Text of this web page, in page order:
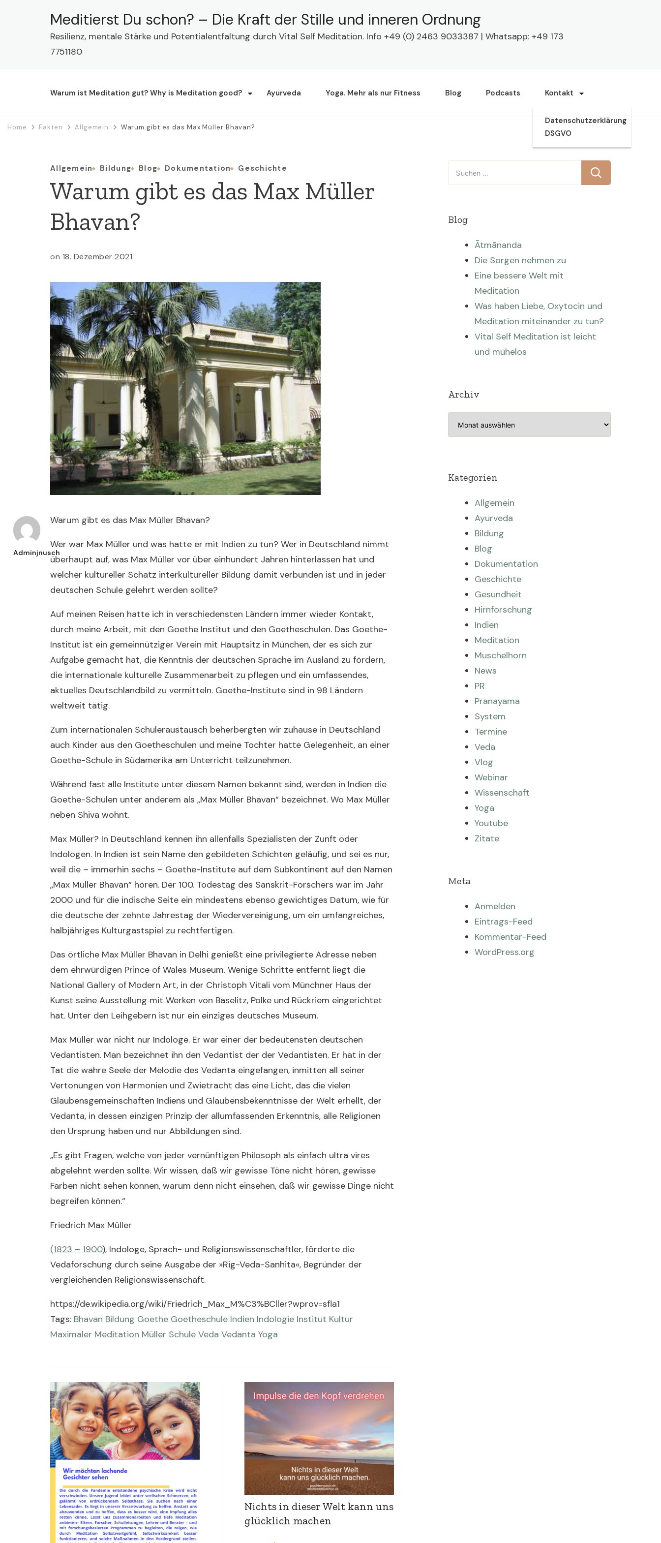
Meditierst Du schon? – Die Kraft der Stille und inneren Ordnung
Resilienz, mentale Stärke und Potentialentfaltung durch Vital Self Meditation. Info +49 (0) 2463 9033387 | Whatsapp: +49 173
7751180
Warum ist Meditation gut? Why is Meditation good? Ayurveda Yoga. Mehr als nur Fitness Blog Podcasts Kontakt
Datenschutzerklärung
DSGVO
Home Fakten Allgemein Warum gibt es das Max Müller Bhavan?
Allgemein Bildung Blog Dokumentation Geschichte
Warum gibt es das Max Müller
Bhavan?
on 18. Dezember 2021
Adminjnusch
Warum gibt es das Max Müller Bhavan?
Wer war Max Müller und was hatte er mit Indien zu tun? Wer in Deutschland nimmt
überhaupt auf, was Max Müller vor über einhundert Jahren hinterlassen hat und
welcher kultureller Schatz interkultureller Bildung damit verbunden ist und in jeder
deutschen Schule gelehrt werden sollte?
Auf meinen Reisen hatte ich in verschiedensten Ländern immer wieder Kontakt,
durch meine Arbeit, mit den Goethe Institut und den Goetheschulen. Das Goethe-
Institut ist ein gemeinnütziger Verein mit Hauptsitz in München, der es sich zur
Aufgabe gemacht hat, die Kenntnis der deutschen Sprache im Ausland zu fördern,
die internationale kulturelle Zusammenarbeit zu pflegen und ein umfassendes,
aktuelles Deutschlandbild zu vermitteln. Goethe-Institute sind in 98 Ländern
weltweit tätig.
Zum internationalen Schüleraustausch beherbergten wir zuhause in Deutschland
auch Kinder aus den Goetheschulen und meine Tochter hatte Gelegenheit, an einer
Goethe-Schule in Südamerika am Unterricht teilzunehmen.
Während fast alle Institute unter diesem Namen bekannt sind, werden in Indien die
Goethe-Schulen unter anderem als „Max Müller Bhavan“ bezeichnet. Wo Max Müller
neben Shiva wohnt.
Max Müller? In Deutschland kennen ihn allenfalls Spezialisten der Zunft oder
Indologen. In Indien ist sein Name den gebildeten Schichten geläufig, und sei es nur,
weil die – immerhin sechs – Goethe-Institute auf dem Subkontinent auf den Namen
„Max Müller Bhavan“ hören. Der 100. Todestag des Sanskrit-Forschers war im Jahr
2000 und für die indische Seite ein mindestens ebenso gewichtiges Datum, wie für
die deutsche der zehnte Jahrestag der Wiedervereinigung, um ein umfangreiches,
halbjähriges Kulturgastspiel zu rechtfertigen.
Das örtliche Max Müller Bhavan in Delhi genießt eine privilegierte Adresse neben
dem ehrwürdigen Prince of Wales Museum. Wenige Schritte entfernt liegt die
National Gallery of Modern Art, in der Christoph Vitali vom Münchner Haus der
Kunst seine Ausstellung mit Werken von Baselitz, Polke und Rückriem eingerichtet
hat. Unter den Leihgebern ist nur ein einziges deutsches Museum.
Max Müller war nicht nur Indologe. Er war einer der bedeutensten deutschen
Vedantisten. Man bezeichnet ihn den Vedantist der der Vedantisten. Er hat in der
Tat die wahre Seele der Melodie des Vedanta eingefangen, inmitten all seiner
Vertonungen von Harmonien und Zwietracht das eine Licht, das die vielen
Glaubensgemeinschaften Indiens und Glaubensbekenntnisse der Welt erhellt, der
Vedanta, in dessen einzigen Prinzip der allumfassenden Erkenntnis, alle Religionen
den Ursprung haben und nur Abbildungen sind.
„Es gibt Fragen, welche von jeder vernünftigen Philosoph als einfach ultra vires
abgelehnt werden sollte. Wir wissen, daß wir gewisse Töne nicht hören, gewisse
Farben nicht sehen können, warum denn nicht einsehen, daß wir gewisse Dinge nicht
begreifen können.“
Friedrich Max Müller
(1823 – 1900), Indologe, Sprach- und Religionswissenschaftler, förderte die
Vedaforschung durch seine Ausgabe der »Rig-Veda-Sanhita«, Begründer der
vergleichenden Religionswissenschaft.
https://de.wikipedia.org/wiki/Friedrich_Max_M%C3%BCller?wprov=sfla1
Tags: Bhavan Bildung Goethe Goetheschule Indien Indologie Institut Kultur
Maximaler Meditation Müller Schule Veda Vedanta Yoga
Post
Navigation
Nichts in dieser Welt kann uns
glücklich machen
Suchen
nach:
Blog
Ātmānanda
Die Sorgen nehmen zu
Eine bessere Welt mit
Meditation
Was haben Liebe, Oxytocin und
Meditation miteinander zu tun?
Vital Self Meditation ist leicht
und mühelos
Archiv
Archiv
Kategorien
Allgemein
Ayurveda
Bildung
Blog
Dokumentation
Geschichte
Gesundheit
Hirnforschung
Indien
Meditation
Muschelhorn
News
PR
Pranayama
System
Termine
Veda
Vlog
Webinar
Wissenschaft
Yoga
Youtube
Zitate
Meta
Anmelden
Eintrags-Feed
Kommentar-Feed
WordPress.org